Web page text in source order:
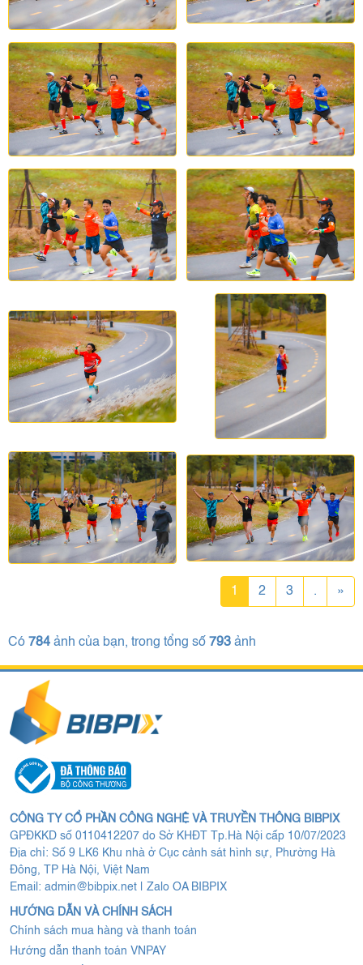
1 2 3 . »
Có 784 ảnh của bạn, trong tổng số 793 ảnh
CÔNG TY CỔ PHẦN CÔNG NGHỆ VÀ TRUYỀN THÔNG BIBPIX
GPĐKKD số 0110412207 do Sở KHĐT Tp.Hà Nội cấp 10/07/2023
Địa chỉ: Số 9 LK6 Khu nhà ở Cục cảnh sát hình sự, Phường Hà
Đông, TP Hà Nội, Việt Nam
Email: admin@bibpix.net Zalo OA BIBPIX
HƯỚNG DẪN VÀ CHÍNH SÁCH
Chính sách mua hàng và thanh toán
Hướng dẫn thanh toán VNPAY